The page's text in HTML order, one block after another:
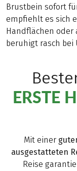
Brustbein sofort
empfiehlt es sich
Handflächen oder
beruhigt rasch bei
ERSTE
Mit einer
ausgestatteten
Reise